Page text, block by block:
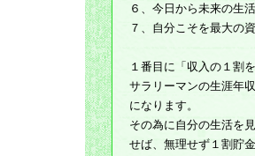
６、今日から未来の生
７、自分こそを最大の
１番目に「収入の１割
サラリーマンの生涯年
になります。
その為に自分の生活を
せば、無理せず１割貯